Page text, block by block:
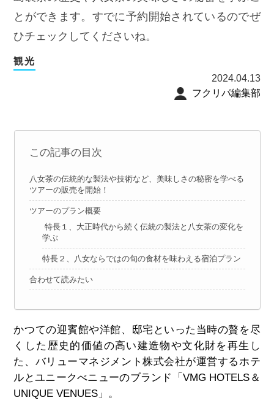
とができます。すでに予約開始されているのでぜ
ひチェックしてくださいね。
観光
2024.04.13
フクリパ編集部
この記事の目次
八女茶の伝統的な製法や技術など、美味しさの秘密を学べる
ツアーの販売を開始！
ツアーのプラン概要
特長１、大正時代から続く伝統の製法と八女茶の変化を
学ぶ
特長２、八女ならではの旬の食材を味わえる宿泊プラン
合わせて読みたい
かつての迎賓館や洋館、邸宅といった当時の贅を尽
くした歴史的価値の高い建造物や文化財を再生し
た、バリューマネジメント株式会社が運営するホテ
ルとユニークべニューのブランド「VMG HOTELS ＆
UNIQUE VENUES 」。